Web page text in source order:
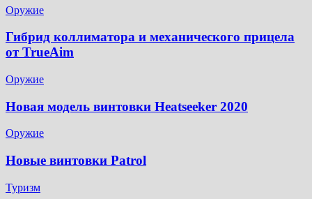
Оружие
Гибрид коллиматора и механического прицела
от TrueAim
Оружие
Новая модель винтовки Heatseeker 2020
Оружие
Новые винтовки Patrol
Туризм